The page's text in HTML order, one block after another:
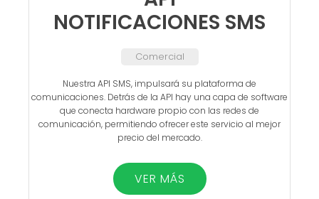
NOTIFICACIONES SMS
Comercial
Nuestra API SMS, impulsará su plataforma de
comunicaciones. Detrás de la API hay una capa de software
que conecta hardware propio con las redes de
comunicación, permitiendo ofrecer este servicio al mejor
precio del mercado.
VER MÁS